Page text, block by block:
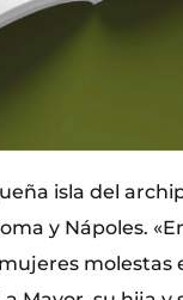
isla del
y Nápoles.
molestas